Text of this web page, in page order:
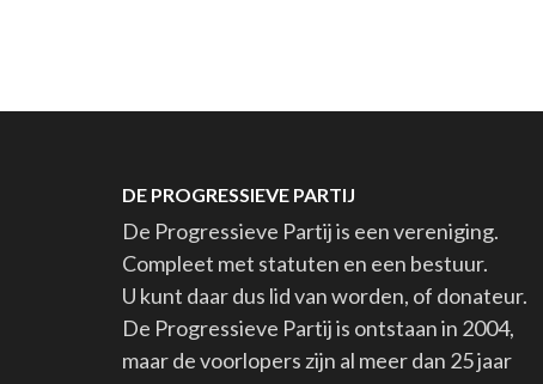
DE PROGRESSIEVE PARTIJ
De Progressieve Partij is een vereniging.
Compleet met statuten en een bestuur.
U kunt daar dus lid van worden, of donateur.
De Progressieve Partij is ontstaan in 2004,
maar de voorlopers zijn al meer dan 25 jaar